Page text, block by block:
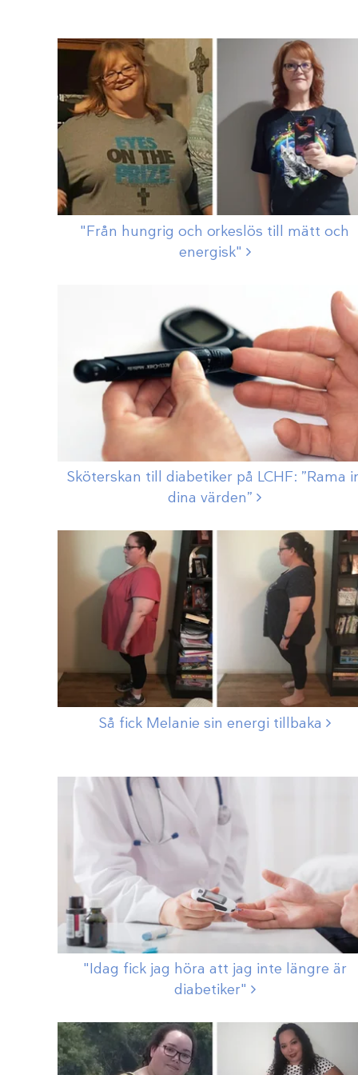
"Från hungrig och orkeslös till mätt och
energisk"
Sköterskan till diabetiker på LCHF: ”Rama
dinavärden”
Så fick Melanie sin energi tillbaka
"Idag fick jag höra att jag inte längre är
diabetiker"